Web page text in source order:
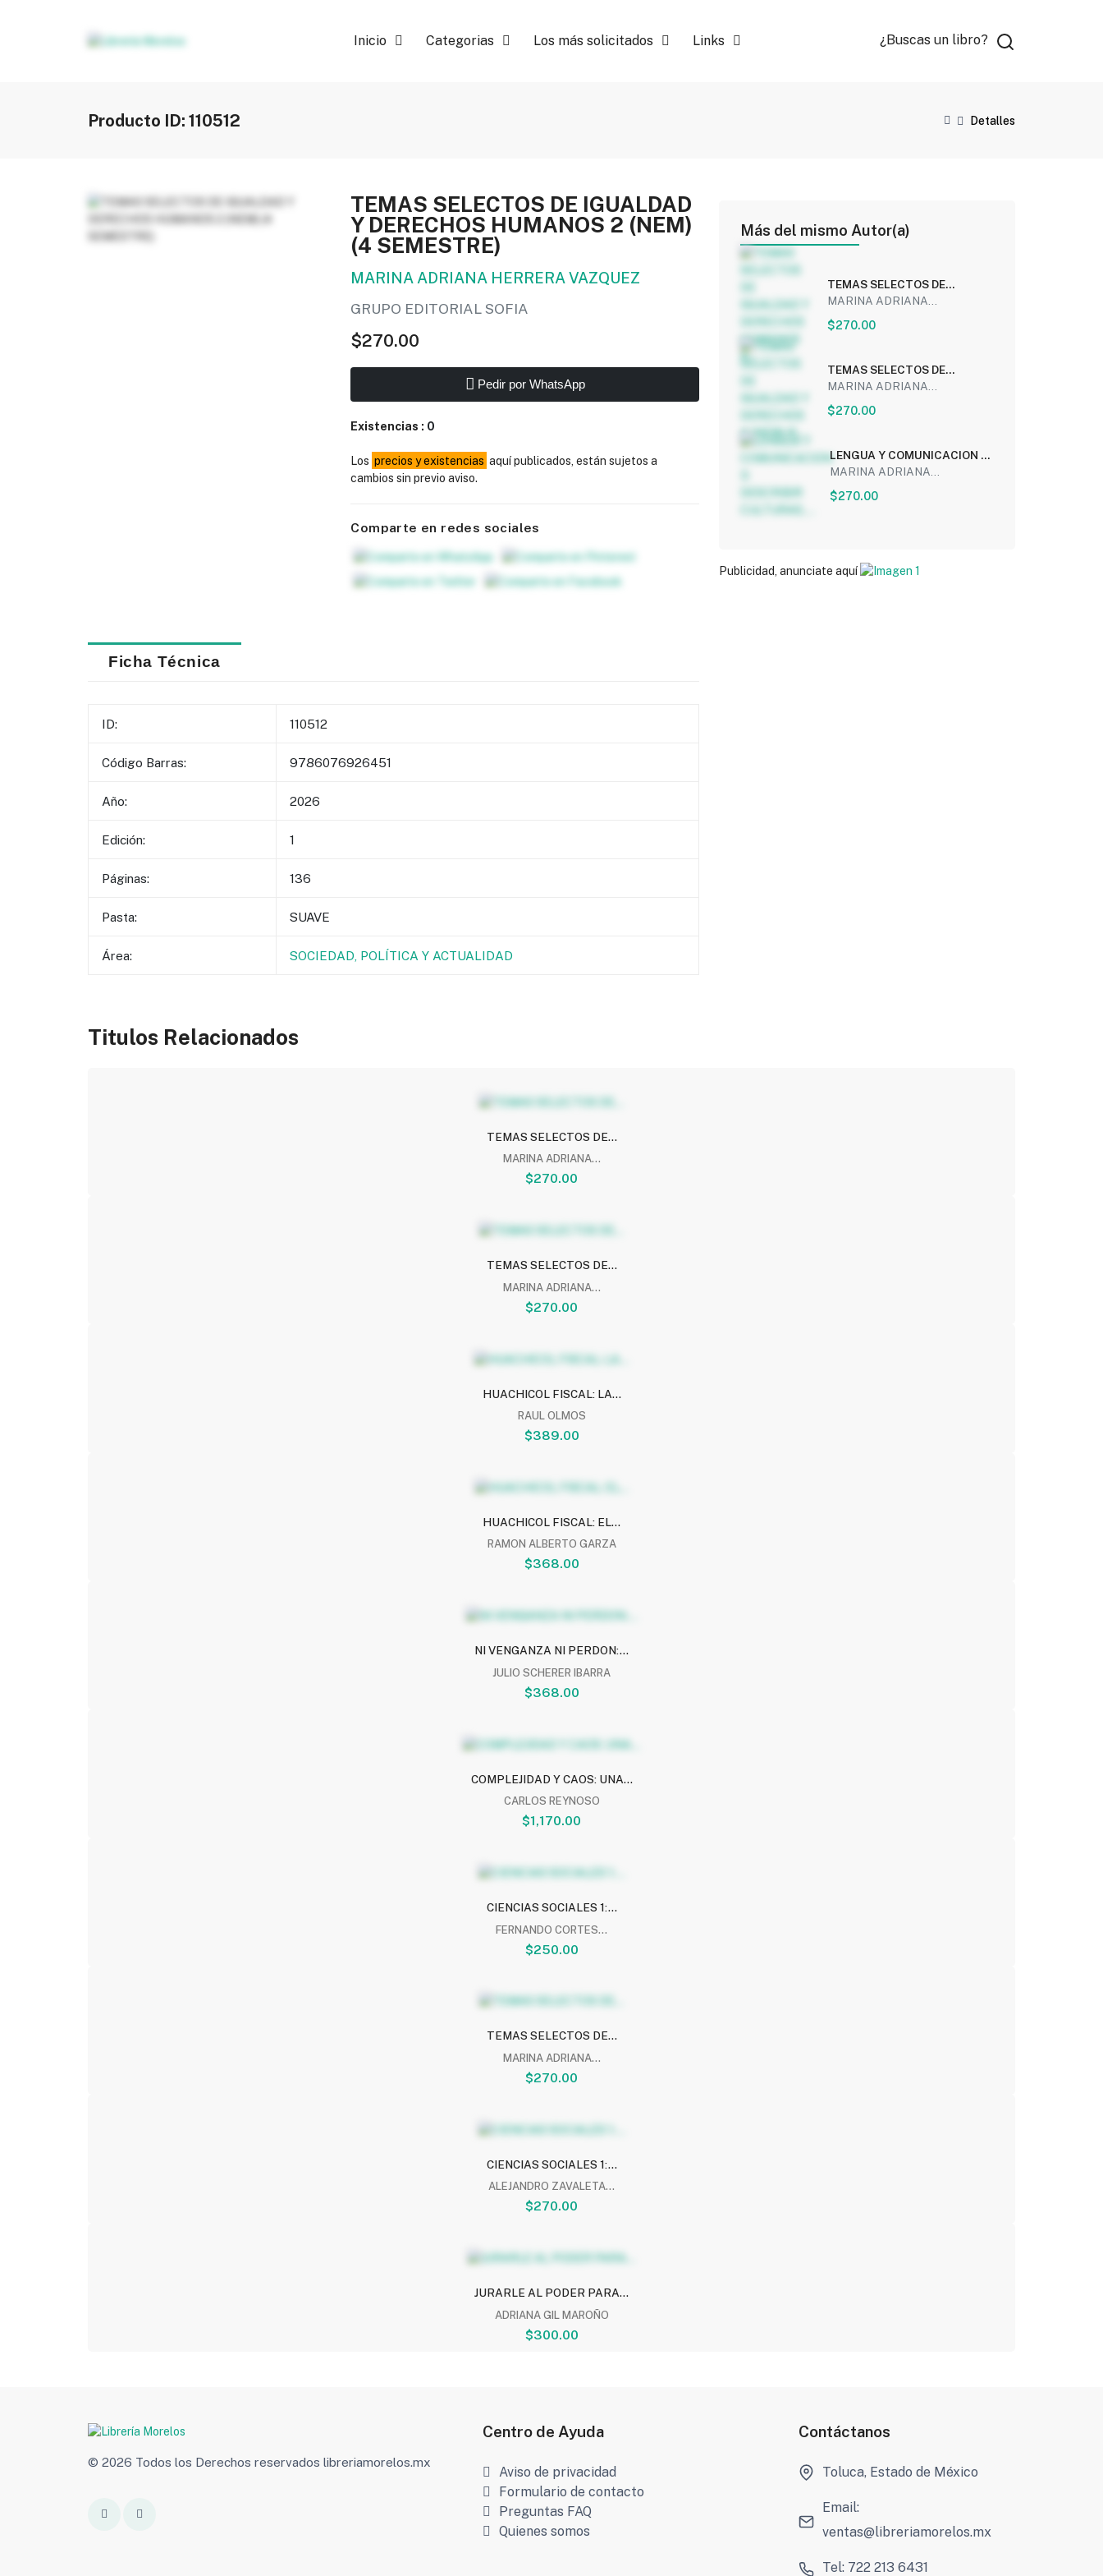
Inicio Categorias Los más solicitados Links ¿Buscas un libro?
Producto ID: 110512 Detalles
TEMAS SELECTOS DE IGUALDAD
Y DERECHOS HUMANOS 2 (NEM)
(4 SEMESTRE)
MARINA ADRIANA HERRERA VAZQUEZ
GRUPO EDITORIAL SOFIA
$270.00
Pedir por WhatsApp
Existencias : 0
Los precios y existencias aquí publicados, están sujetos a
cambios sin previo aviso.
Comparte en redes sociales
Ficha Técnica
ID: 110512
Código Barras: 9786076926451
Año: 2026
Edición: 1
Páginas: 136
Pasta: SUAVE
Área: SOCIEDAD, POLÍTICA Y ACTUALIDAD
Más del mismo Autor(a)
TEMAS SELECTOS DE
IGUALDAD Y DERECHOS
MARINA ADRIANA...
$270.00
TEMAS SELECTOS DE
IGUALDAD Y DERECHOS 4
MARINA ADRIANA...
$270.00
LENGUA Y COMUNICACION 3:
DESCRIBIR CULTURAS,...
MARINA ADRIANA...
$270.00
Publicidad, anunciate aquí
Titulos Relacionados
TEMAS SELECTOS DE...
MARINA ADRIANA...
$270.00
TEMAS SELECTOS DE...
MARINA ADRIANA...
$270.00
HUACHICOL FISCAL: LA...
RAUL OLMOS
$389.00
HUACHICOL FISCAL: EL...
RAMON ALBERTO GARZA
$368.00
NI VENGANZA NI PERDON:...
JULIO SCHERER IBARRA
$368.00
COMPLEJIDAD Y CAOS: UNA...
CARLOS REYNOSO
$1,170.00
CIENCIAS SOCIALES 1:...
FERNANDO CORTES...
$250.00
TEMAS SELECTOS DE...
MARINA ADRIANA...
$270.00
CIENCIAS SOCIALES 1:...
ALEJANDRO ZAVALETA...
$270.00
JURARLE AL PODER PARA...
ADRIANA GIL MAROÑO
$300.00
© 2026 Todos los Derechos reservados libreriamorelos.mx
Centro de Ayuda
Aviso de privacidad
Formulario de contacto
Preguntas FAQ
Quienes somos
Contáctanos
Toluca, Estado de México
Email:
ventas@libreriamorelos.mx
Tel: 722 213 6431